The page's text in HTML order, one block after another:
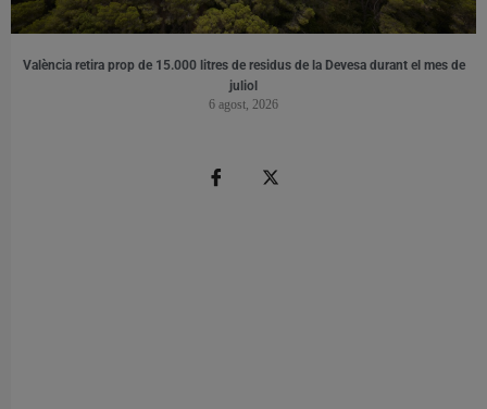
València retira prop de 15.000 litres de residus de la Devesa durant el mes de
juliol
6 agost, 2026